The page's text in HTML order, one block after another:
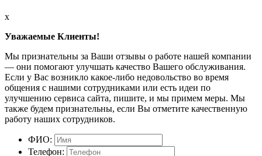
x
Уважаемые Клиенты!
Мы признательны за Ваши отзывы о работе нашей компании
— они помогают улучшать качество Вашего обслуживания.
Если у Вас возникло какое-либо недовольство во время
общения с нашими сотрудниками или есть идеи по
улучшению сервиса сайта, пишите, и мы примем меры. Мы
также будем признательны, если Вы отметите качественную
работу наших сотрудников.
ФИО:
Телефон: